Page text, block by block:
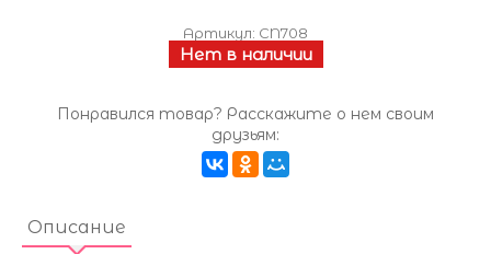
Артикул: CN708
Нет в наличии
Понравился товар? Расскажите о нем своим
друзьям:
Описание